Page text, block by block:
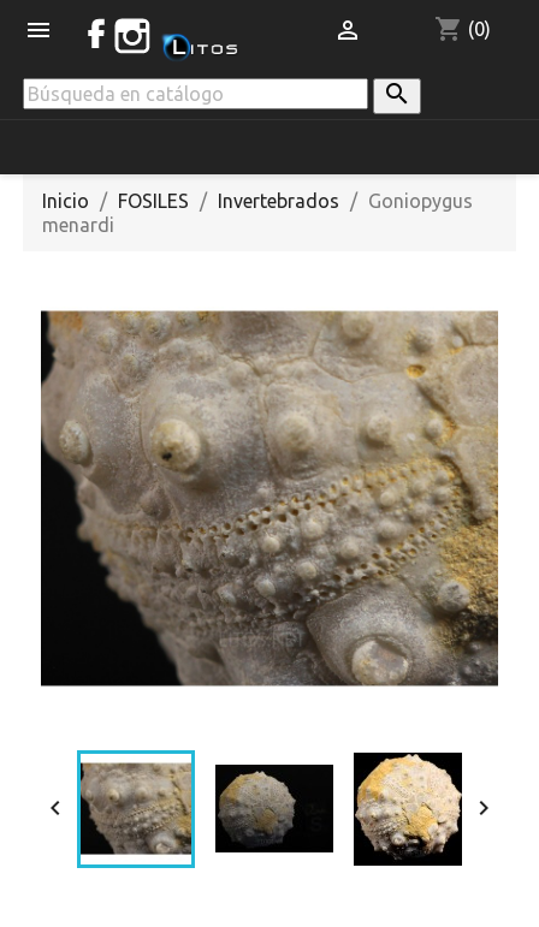
 shopping_cart (0)


Inicio FOSILES Invertebrados
Goniopygus
menardi
 